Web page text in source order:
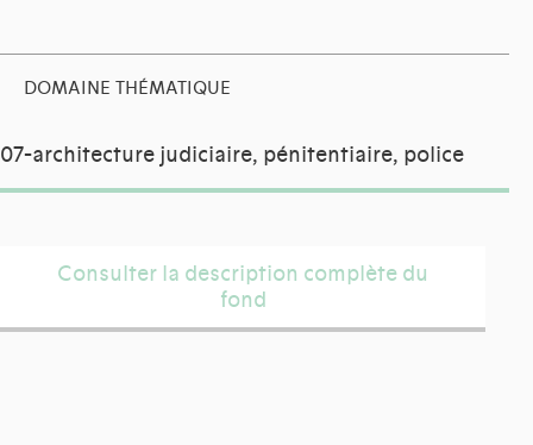
DOMAINE THÉMATIQUE
07-architecture judiciaire, pénitentiaire, police
Consulter la description complète du
fond